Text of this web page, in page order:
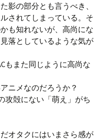
影の部分とも言うべき、
されてしまっている。そ
も知れないが、高尚にな
落としているような気が
もまた同じように高尚な
ニメなのだろうか？
攻殻にない「萌え」がち
オタクにはいまさら感が